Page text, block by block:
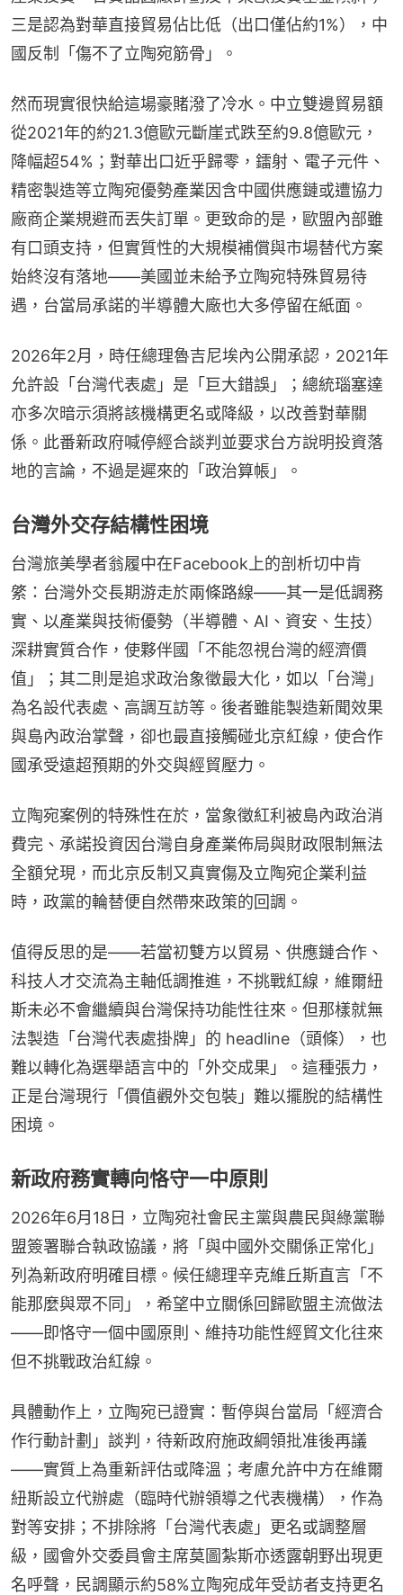
三是認為對華直接貿易佔比低（出口僅佔約1%），中
國反制「傷不了立陶宛筋骨」。
然而現實很快給這場豪賭潑了冷水。中立雙邊貿易額
從2021年的約21.3億歐元斷崖式跌至約9.8億歐元，
降幅超54%；對華出口近乎歸零，鐳射、電子元件、
精密製造等立陶宛優勢產業因含中國供應鏈或遭協力
廠商企業規避而丟失訂單。更致命的是，歐盟內部雖
有口頭支持，但實質性的大規模補償與市場替代方案
始終沒有落地——美國並未給予立陶宛特殊貿易待
遇，台當局承諾的半導體大廠也大多停留在紙面。
2026年2月，時任總理魯吉尼埃內公開承認，2021年
允許設「台灣代表處」是「巨大錯誤」；總統瑙塞達
亦多次暗示須將該機構更名或降級，以改善對華關
係。此番新政府喊停經合談判並要求台方說明投資落
地的言論，不過是遲來的「政治算帳」。
台灣外交存結構性困境
台灣旅美學者翁履中在Facebook上的剖析切中肯
綮：台灣外交長期游走於兩條路線——其一是低調務
實、以產業與技術優勢（半導體、AI、資安、生技）
深耕實質合作，使夥伴國「不能忽視台灣的經濟價
值」；其二則是追求政治象徵最大化，如以「台灣」
為名設代表處、高調互訪等。後者雖能製造新聞效果
與島內政治掌聲，卻也最直接觸碰北京紅線，使合作
國承受遠超預期的外交與經貿壓力。
立陶宛案例的特殊性在於，當象徵紅利被島內政治消
費完、承諾投資因台灣自身產業佈局與財政限制無法
全額兌現，而北京反制又真實傷及立陶宛企業利益
時，政黨的輪替便自然帶來政策的回調。
值得反思的是——若當初雙方以貿易、供應鏈合作、
科技人才交流為主軸低調推進，不挑戰紅線，維爾紐
斯未必不會繼續與台灣保持功能性往來。但那樣就無
法製造「台灣代表處掛牌」的 headline（頭條），也
難以轉化為選舉語言中的「外交成果」。這種張力，
正是台灣現行「價值觀外交包裝」難以擺脫的結構性
困境。
新政府務實轉向恪守一中原則
2026年6月18日，立陶宛社會民主黨與農民與綠黨聯
盟簽署聯合執政協議，將「與中國外交關係正常化」
列為新政府明確目標。候任總理辛克維丘斯直言「不
能那麼與眾不同」，希望中立關係回歸歐盟主流做法
——即恪守一個中國原則、維持功能性經貿文化往來
但不挑戰政治紅線。
具體動作上，立陶宛已證實：暫停與台當局「經濟合
作行動計劃」談判，待新政府施政綱領批准後再議
——實質上為重新評估或降溫；考慮允許中方在維爾
紐斯設立代辦處（臨時代辦領導之代表機構），作為
對等安排；不排除將「台灣代表處」更名或調整層
級，國會外交委員會主席莫圖紮斯亦透露朝野出現更
名呼聲，民調顯示約58%立陶宛成年受訪者支持更名